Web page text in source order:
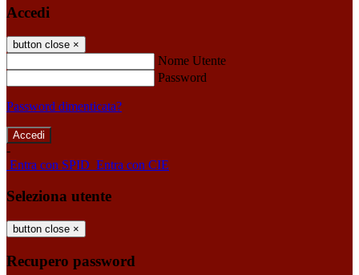
Accedi
button close ×
Nome Utente
Password
Password dimenticata?
-
Entra con SPID Entra con CIE
Seleziona utente
button close ×
Recupero password